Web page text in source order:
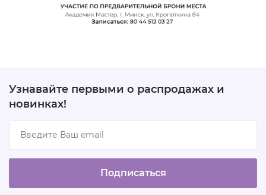
Узнавайте первыми о распродажах и
новинках!
Подписаться